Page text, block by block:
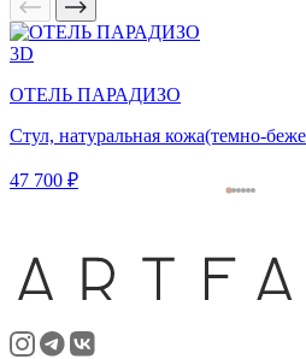
3D
ОТЕЛЬ ПАРАДИЗО
Стул, натуральная кожа(темно-
47 700 ₽